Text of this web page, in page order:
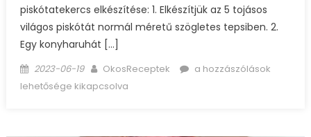
piskótatekercs elkészítése: 1. Elkészítjük az 5 tojásos
világos piskótát normál méretű szögletes tepsiben. 2.
Egy konyharuhát […]
Posted
on
2023-06-19 Author
OkosReceptek
Epres
a hozzászólások
lehetősége kikapcsolva